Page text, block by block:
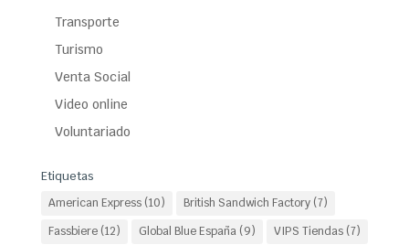
Transporte
Turismo
Venta Social
Video online
Voluntariado
Etiquetas
American Express(10) British Sandwich Factory(7)
Fassbiere(12) Global Blue España(9) VIPS Tiendas(7)